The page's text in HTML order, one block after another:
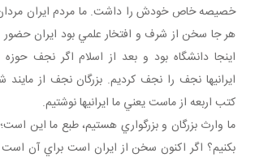
خصيصه خاص خودش را داشت. ما مردم ايران مردان
هر جا سخن از شرف و افتخار علمي بود ايران حضور
اينجا دانشگاه بود و بعد از اسلام اگر نجف
ايراني ها نجف را نجف کرديم. بزرگان نجف از مايند
کتب اربعه از ماست يعني ما ايراني ها نوشتيم.
ما وارث بزرگان و بزرگواري هستيم، طبع ما اين
بکنيم؟ اگر اکنون سخن از ايران است براي آن است